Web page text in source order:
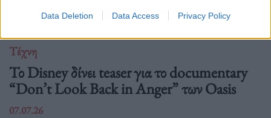
Data Deletion Data Access Privacy Policy
Τέχνη
Το Disney δίνει teaser για το documentary
“Don’t Look Back in Anger” των Oasis
07.07.26